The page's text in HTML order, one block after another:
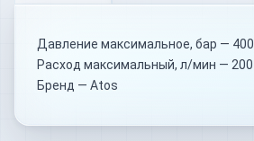
Давление максимальное, бар — 400
Расход максимальный, л/мин — 200
Бренд — Atos